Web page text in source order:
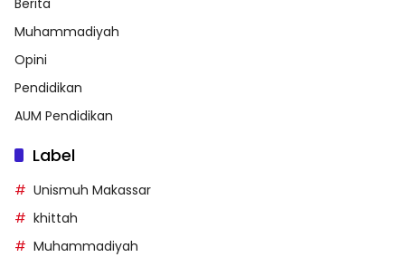
Berita
Muhammadiyah
Opini
Pendidikan
AUM Pendidikan
Label
Unismuh Makassar
khittah
Muhammadiyah